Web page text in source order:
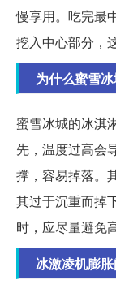
慢享用。吃完最
挖入中心部分，
为什么蜜雪
蜜雪冰城的冰淇
先，温度过高会
撑，容易掉落。
其过于沉重而掉
时，应尽量避免
冰激凌机膨